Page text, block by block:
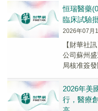
恒瑞醫藥
臨床試驗
2026年07月
【財華社
公司蘇州
局核准簽
2026年美
行，醫療